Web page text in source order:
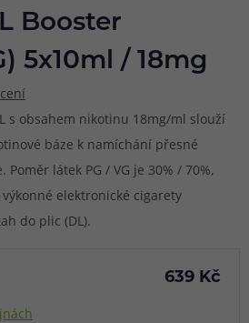
Booster
5x10ml / 18mg
s obsahem nikotinu 18mg/ml slouží
báze k namíchání přesné
látek PG / VG je 30% / 70%,
elektronické cigarety
do plic (DL).
639 Kč